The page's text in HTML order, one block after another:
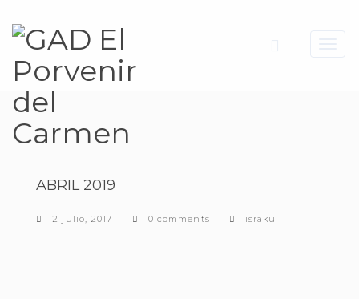
ABRIL 2019
2 julio, 2017 0 comments israku